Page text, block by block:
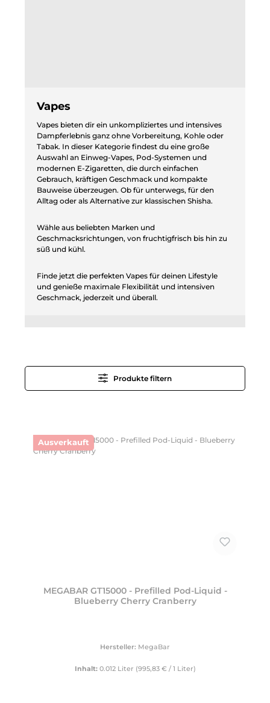
Vapes
Vapes bieten dir ein unkompliziertes und intensives
Dampferlebnis ganz ohne Vorbereitung, Kohle oder
Tabak. In dieser Kategorie findest du eine große
Auswahl an Einweg-Vapes, Pod-Systemen und
modernen E-Zigaretten, die durch einfachen
Gebrauch, kräftigen Geschmack und kompakte
Bauweise überzeugen. Ob für unterwegs, für den
Alltag oder als Alternative zur klassischen Shisha.
Wähle aus beliebten Marken und
Geschmacksrichtungen, von fruchtigfrisch bis hin zu
süß und kühl.
Finde jetzt die perfekten Vapes für deinen Lifestyle
und genieße maximale Flexibilität und intensiven
Geschmack, jederzeit und überall.
Produkte filtern
Ausverkauft
MEGABAR GT15000 - Prefilled Pod-Liquid -
Blueberry Cherry Cranberry
Hersteller: MegaBar
Inhalt: 0.012 Liter (995,83 € / 1 Liter)